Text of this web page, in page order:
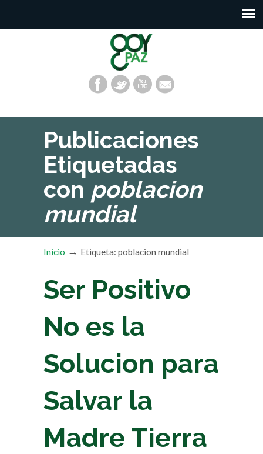
Publicaciones
Etiquetadas
con poblacion
mundial
Inicio → Etiqueta: poblacion mundial
Ser Positivo
No es la
Solucion para
Salvar la
Madre Tierra